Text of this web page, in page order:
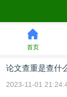
首页
论文查重是查什
2023-11-01